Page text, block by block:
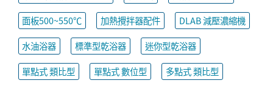
面板500~550℃
加熱攪拌器配件
DLAB 減壓濃縮機
水油浴器
標準型乾浴器
迷你型乾浴器
單點式 類比型
單點式 數位型
多點式 類比型